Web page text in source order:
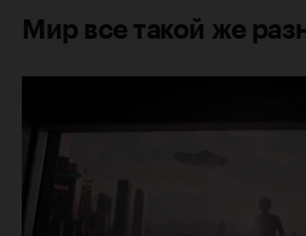
Мир все такой же